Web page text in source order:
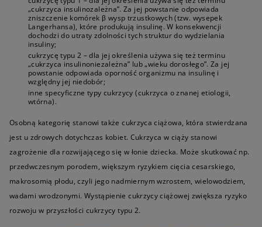
„cukrzyca insulinozależna”. Za jej powstanie odpowiada
zniszczenie komórek β wysp trzustkowych (tzw. wysepek
Langerhansa), które produkują insulinę. W konsekwencji
dochodzi do utraty zdolności tych struktur do wydzielania
insuliny;
cukrzycę typu 2 – dla jej określenia używa się też terminu
„cukrzyca insulinoniezależna” lub „wieku dorosłego”. Za jej
powstanie odpowiada oporność organizmu na insulinę i
względny jej niedobór;
inne specyficzne typy cukrzycy (cukrzyca o znanej etiologii,
wtórna).
Osobną kategorię stanowi także cukrzyca ciążowa, która stwierdzana
jest u zdrowych dotychczas kobiet. Cukrzyca w ciąży stanowi
zagrożenie dla rozwijającego się w łonie dziecka. Może skutkować np.
przedwczesnym porodem, większym ryzykiem cięcia cesarskiego,
makrosomią płodu, czyli jego nadmiernym wzrostem, wielowodziem,
wadami wrodzonymi. Wystąpienie cukrzycy ciążowej zwiększa ryzyko
rozwoju w przyszłości cukrzycy typu 2.